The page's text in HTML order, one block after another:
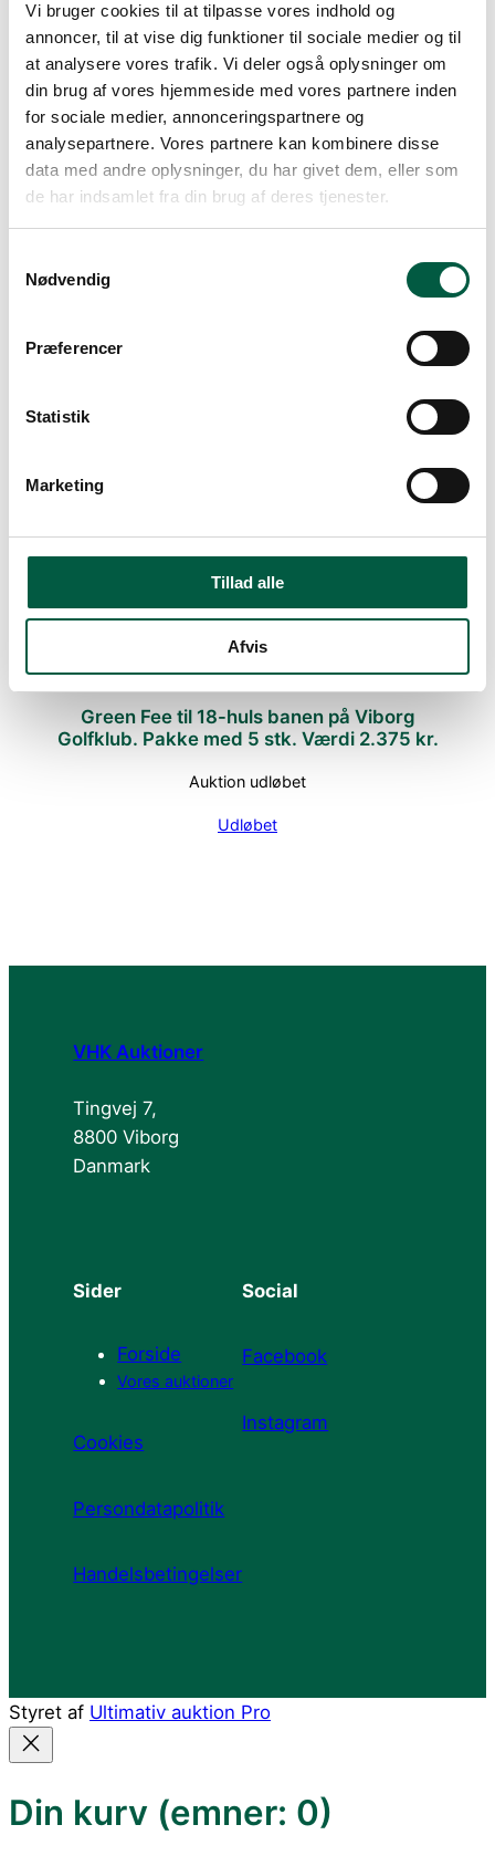
Vi bruger cookies til at tilpasse vores indhold og
annoncer, til at vise dig funktioner til sociale medier og til
at analysere vores trafik. Vi deler også oplysninger om
din brug af vores hjemmeside med vores partnere inden
for sociale medier, annonceringspartnere og
analysepartnere. Vores partnere kan kombinere disse
data med andre oplysninger, du har givet dem, eller som
de har indsamlet fra din brug af deres tjenester.
Nødvendig
Præferencer
Statistik
Marketing
Tillad alle
Afvis
E-mail
Gem mit navn, mail og websted i
denne browser til næste gang jeg
kommenterer.
Andre Auktioner
Green Fee til 18-huls banen på Viborg
Auktion udløbet
Green Fee til 18-huls banen på Viborg
Golfklub. Pakke med 5 stk. Værdi 2.375 kr.
Auktion udløbet
Udløbet
VHK Auktioner
Tingvej 7,
8800 Viborg
Danmark
Sider
Forside
Vores auktioner
Cookies
Persondatapolitik
Handelsbetingelser
Social
Facebook
Instagram
Styret af Ultimativ auktion Pro
Din kurv (emner: 0)